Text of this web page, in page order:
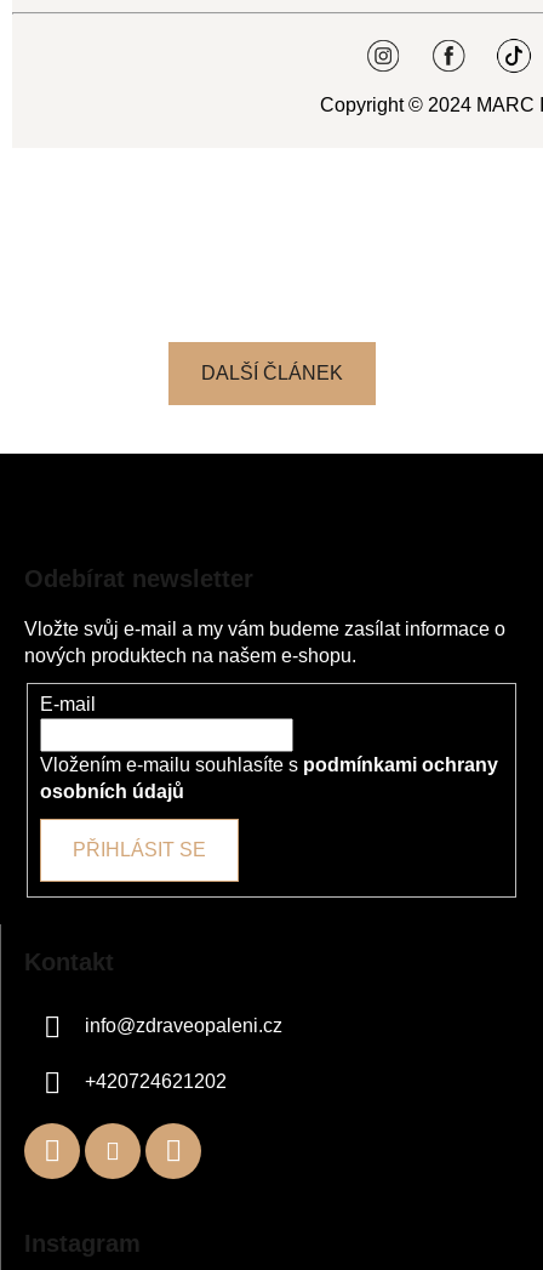
Copyright © 2024 MARC
DALŠÍ ČLÁNEK
Odebírat newsletter
Vložte svůj e-mail a my vám budeme zasílat informace o
nových produktech na našem e-shopu.
E-mail
Vložením e-mailu souhlasíte s podmínkami ochrany
osobních údajů
PŘIHLÁSIT SE
Kontakt
info@zdraveopaleni.cz
+420724621202
Instagram